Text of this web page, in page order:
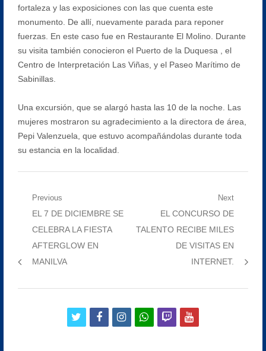
fortaleza y las exposiciones con las que cuenta este
monumento. De allí, nuevamente parada para reponer
fuerzas. En este caso fue en Restaurante El Molino. Durante
su visita también conocieron el Puerto de la Duquesa , el
Centro de Interpretación Las Viñas, y el Paseo Marítimo de
Sabinillas.
Una excursión, que se alargó hasta las 10 de la noche. Las
mujeres mostraron su agradecimiento a la directora de área,
Pepi Valenzuela, que estuvo acompañándolas durante toda
su estancia en la localidad.
Navegación
entradas
Previous
Previous
post:
EL 7 DE DICIEMBRE SE
CELEBRA LA FIESTA
AFTERGLOW EN
MANILVA
Next
Next
post:
EL CONCURSO DE
TALENTO RECIBE MILES
DE VISITAS EN
INTERNET.
twitterfacebookinstagramwhatsapp
twitchyoutube